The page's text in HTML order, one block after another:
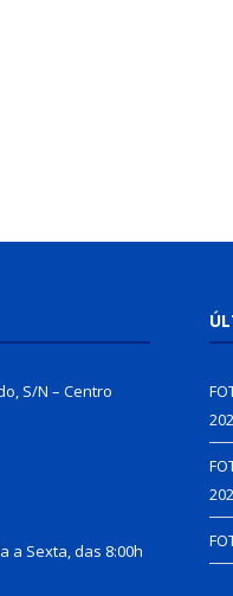
S/N – Centro
a Sexta, das 8:00h